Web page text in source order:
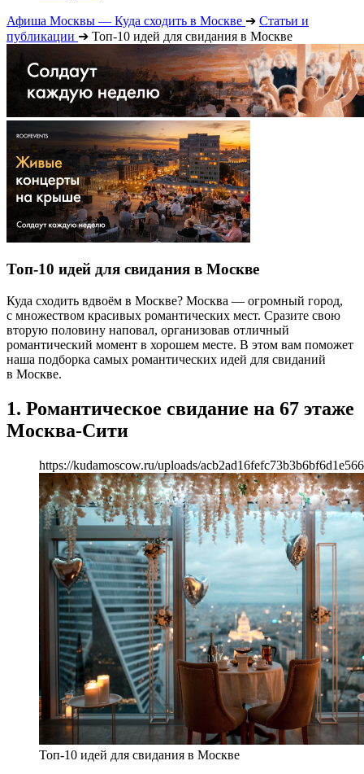
Афиша Москвы — Куда сходить в Москве ➔ Статьи и
публикации ➔ Топ-10 идей для свидания в Москве
Топ-10 идей для свидания в Москве
Куда сходить вдвоём в Москве? Москва — огромный город,
с множеством красивых романтических мест. Сразите свою
вторую половину наповал, организовав отличный
романтический момент в хорошем месте. В этом вам поможет
наша подборка самых романтических идей для свиданий
в Москве.
1. Романтическое свидание на 67 этаже
Москва-Сити
https://kudamoscow.ru/uploads/
Топ-10 идей для свидания в Москве